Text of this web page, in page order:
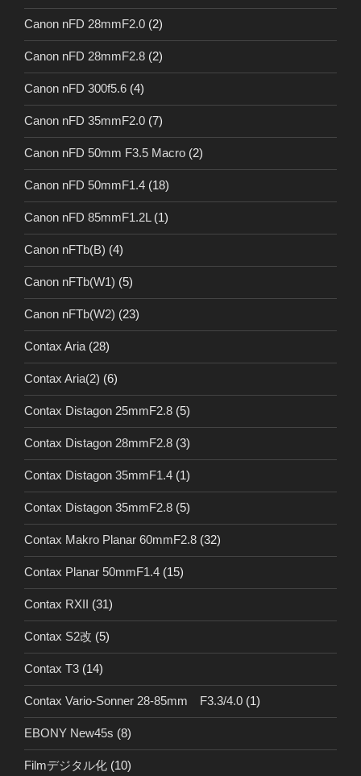
Canon nFD 28mmF2.0 (2)
Canon nFD 28mmF2.8 (2)
Canon nFD 300f5.6 (4)
Canon nFD 35mmF2.0 (7)
Canon nFD 50mm F3.5 Macro (2)
Canon nFD 50mmF1.4 (18)
Canon nFD 85mmF1.2L (1)
Canon nFTb(B) (4)
Canon nFTb(W1) (5)
Canon nFTb(W2) (23)
Contax Aria (28)
Contax Aria(2) (6)
Contax Distagon 25mmF2.8 (5)
Contax Distagon 28mmF2.8 (3)
Contax Distagon 35mmF1.4 (1)
Contax Distagon 35mmF2.8 (5)
Contax Makro Planar 60mmF2.8 (32)
Contax Planar 50mmF1.4 (15)
Contax RXII (31)
Contax S2改 (5)
Contax T3 (14)
Contax Vario-Sonner 28-85mm F3.3/4.0 (1)
EBONY New45s (8)
Filmデジタル化 (10)